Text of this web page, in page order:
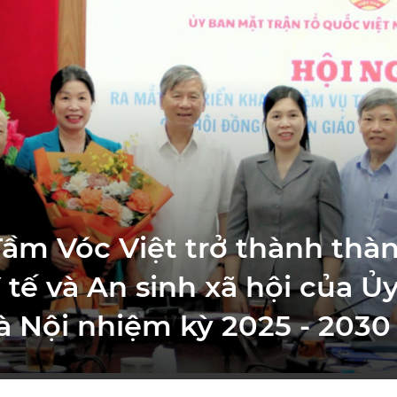
Vóc Việt trở thành
tế và An sinh xã hội của
Nội nhiệm kỳ 2025 - 2030